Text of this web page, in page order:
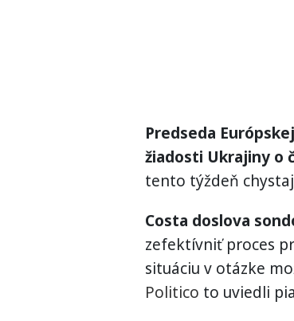
Predseda
žiadosti Ukrajiny o
tento týždeň
Costa doslova
zefektívniť proces
situáciu v otázke
Politico to uviedli